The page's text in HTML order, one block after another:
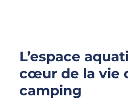
L’espace
cœur de la vie
camping